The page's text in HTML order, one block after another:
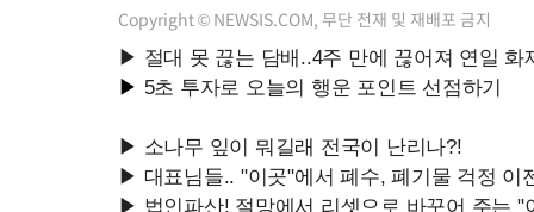
Copyright © NEWSIS.COM, 무단 전재 및 재배포 금지